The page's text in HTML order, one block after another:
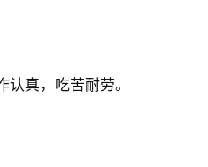
真，吃苦耐劳。